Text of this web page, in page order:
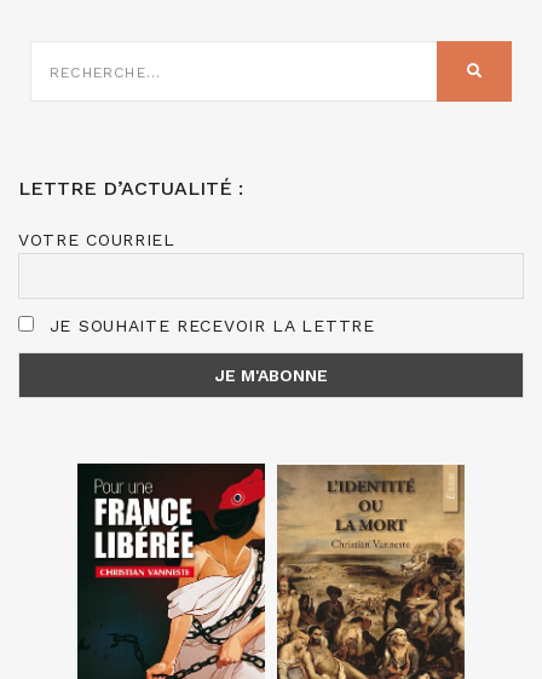
RECHERCHE
SUR
LETTRE D’ACTUALITÉ :
VOTRE COURRIEL
JE SOUHAITE RECEVOIR LA LETTRE